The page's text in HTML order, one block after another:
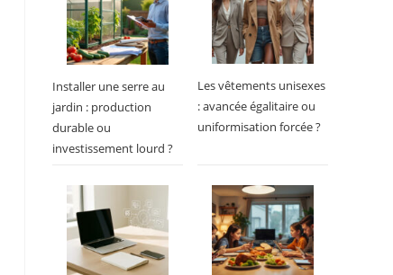
Installer une serre au
jardin : production
durable ou
investissement lourd ?
Les vêtements unisexes
: avancée égalitaire ou
uniformisation forcée ?